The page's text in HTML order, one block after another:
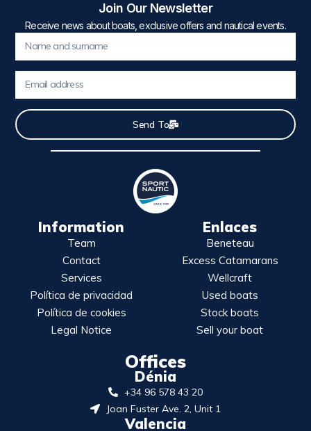
Join Our Newsletter
Receive news about boats, exclusive offers and nautical events.
Send To
Information
Team
Contact
Services
Política de privacidad
Política de cookies
Legal Notice
Enlaces
Beneteau
Excess Catamarans
Wellcraft
Used boats
Stock boats
Sell your boat
Offices
Dénia
+34 96 578 43 20
Joan Fuster Ave. 2, Unit 1
Valencia